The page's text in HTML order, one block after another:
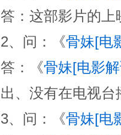
答：这部影片的上
2、问：《骨妹[电
答：《骨妹[电影
出、没有在电视台
3、问：《骨妹[电